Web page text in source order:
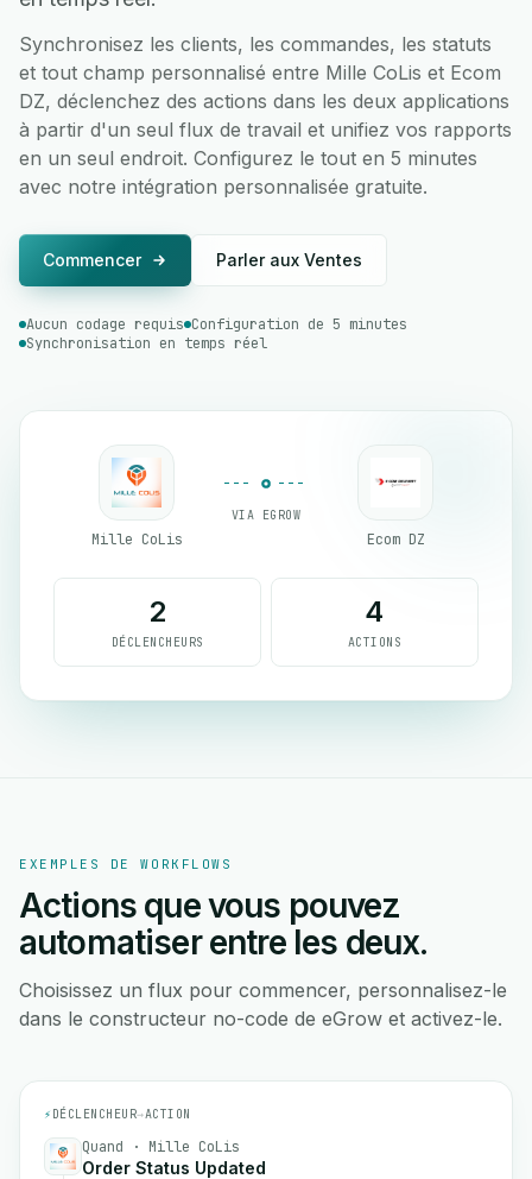
Synchronisez les clients, les commandes, les statuts
et tout champ personnalisé entre Mille CoLis et Ecom
DZ, déclenchez des actions dans les deux applications
à partir d'un seul flux de travail et unifiez vos rapports
en un seul endroit. Configurez le tout en 5 minutes
avec notre intégration personnalisée gratuite.
Commencer Parler aux Ventes
Aucun codage requis Configuration de 5 minutes
Synchronisation en temps réel
Mille CoLis
VIA EGROW
Ecom DZ
2
DÉCLENCHEURS
4
ACTIONS
EXEMPLES DE WORKFLOWS
Actions que vous pouvez
automatiser entre les deux.
Choisissez un flux pour commencer, personnalisez-le
dans le constructeur no-code de eGrow et activez-le.
⚡ DÉCLENCHEUR→ACTION
Quand · Mille CoLis
Order Status Updated